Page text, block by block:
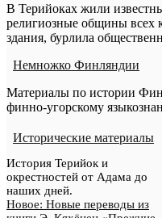
В Терийоках жили
религиозные общины всех
здания, бурлила
Немножко Финляндии
Материалы по истории
финно-угорскому
Исторические материалы
История Терийок и
окрестностей от Адама до
наших дней.
Новое: Новые переводы из